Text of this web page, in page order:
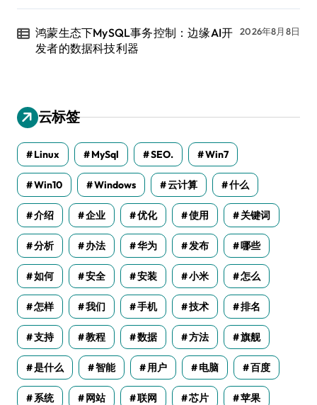
鸿蒙生态下MySQL事务控制：边缘AI开
发者的数据科技利器
2026年8月8日
云标签
Linux MySql SEO. Win7
Win10 Windows 云计算 什么
介绍 企业 优化 使用 关键词
分析 办法 华为 发布 哪些
如何 安全 安装 小米 怎么
怎样 我们 手机 技术 排名
支持 教程 数据 方法 旗舰
是什么 智能 用户 电脑 百度
系统 网站 联网 芯片 苹果